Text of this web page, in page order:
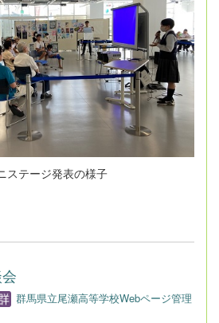
ステージ発表の様子
群馬県立尾瀬高等学校Webページ管理